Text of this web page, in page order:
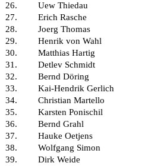
26.
Uew Thiedau
27.
Erich Rasche
28.
Joerg Thomas
29.
Henrik von Wahl
30.
Matthias Hartig
31.
Detlev Schmidt
32.
Bernd Döring
33.
Kai-Hendrik Gerlich
34.
Christian Martello
35.
Karsten Ponischil
36.
Bernd Grahl
37.
Hauke Oetjens
38.
Wolfgang Simon
39.
Dirk Weide